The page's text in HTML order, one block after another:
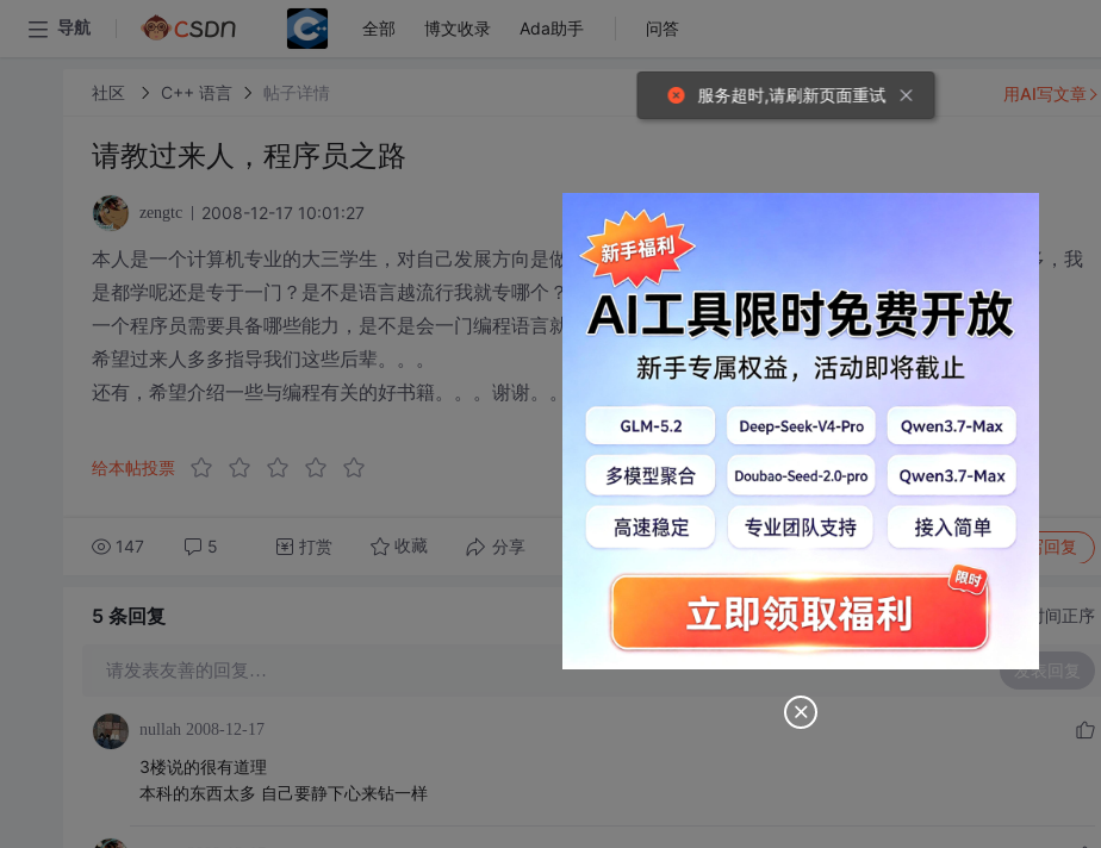
导航 全部 博文收录 Ada助手 问答
社区 C++ 语言 帖子详情
请教过来人，程序员之路
zengtc 2008-12-17 10:01:27
本人是一个计算机专业的大三学生，对自己发展方向是做一名程序员，不过某些方面感到很困惑，编程语言那么多，我
是都学呢还是专于一门？是不是语言越流行我就专哪个？譬如JAVA很火，我是不是该专JAVA？
一个程序员需要具备哪些能力，是不是会一门编程语言就能去工作了？
希望过来人多多指导我们这些后辈。。。
还有，希望介绍一些与编程有关的好书籍。。。谢谢。。。
给本帖投票
147 5 打赏 收藏 分享 转发到动态 举报 写回复
用AI写文章
5 条回复 切换为时间正序
请发表友善的回复… 发表回复
nullah 2008-12-17
3楼说的很有道理
本科的东西太多 自己要静下心来钻一样
服务超时,请刷新页面重试